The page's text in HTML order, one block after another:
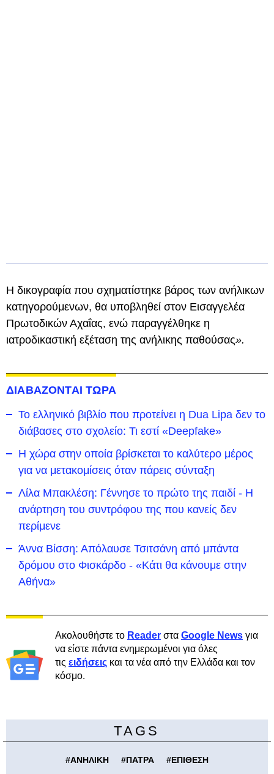
Η δικογραφία που σχηματίστηκε βάρος των ανήλικων
κατηγορούμενων, θα υποβληθεί στον Εισαγγελέα
Πρωτοδικών Αχαΐας, ενώ παραγγέλθηκε η
ιατροδικαστική εξέταση της ανήλικης παθούσας».
ΔΙΑΒΑΖΟΝΤΑΙ ΤΩΡΑ
Το ελληνικό βιβλίο που προτείνει η Dua Lipa δεν το
διάβασες στο σχολείο: Τι εστί «Deepfake»
Η χώρα στην οποία βρίσκεται το καλύτερο μέρος
για να μετακομίσεις όταν πάρεις σύνταξη
Λίλα Μπακλέση: Γέννησε το πρώτο της παιδί - Η
ανάρτηση του συντρόφου της που κανείς δεν
περίμενε
Άννα Βίσση: Απόλαυσε Τσιτσάνη από μπάντα
δρόμου στο Φισκάρδο - «Κάτι θα κάνουμε στην
Αθήνα»
Ακολουθήστε το Reader στα Google News για
να είστε πάντα ενημερωμένοι για όλες
τις ειδήσεις και τα νέα από την Ελλάδα και τον
κόσμο.
TAGS
#ΑΝΗΛΙΚΗ #ΠΑΤΡΑ #ΕΠΙΘΕΣΗ